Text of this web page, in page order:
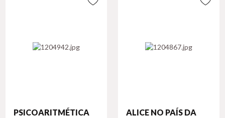
PSICOARITMÉTICA
ALICE NO PAÍS DA